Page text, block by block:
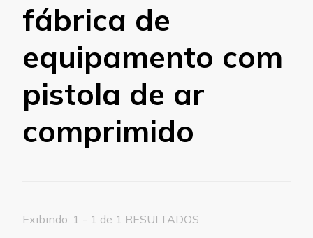
fábrica de
equipamento com
pistola de ar
comprimido
Exibindo: 1 - 1 de 1 RESULTADOS